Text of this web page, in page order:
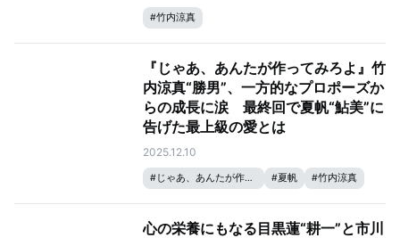
#竹内涼真
『じゃあ、あんたが作ってみろよ』竹
内涼真“勝男”、一方的なプロポーズか
らの成長に涙 最終回で夏帆“鮎美”に
告げた最上級の愛とは
2025.12.10
#じゃあ、あんたが作ってみろよ #夏帆 #竹内涼真
心の栄養にもなる目黒蓮“耕一”と市川